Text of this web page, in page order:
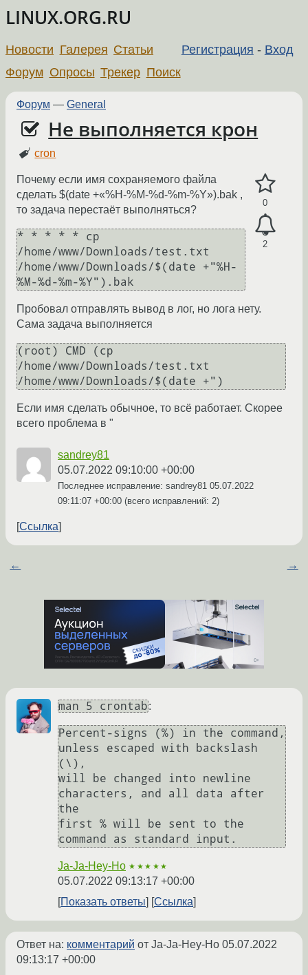
LINUX.ORG.RU
Регистрация - Вход
Новости Галерея Статьи
Форум Опросы Трекер Поиск
Форум — General
Не выполняется крон
cron
0
2
Почему если имя сохраняемого файла
сделать $(date +«%H-%M-%d-%m-%Y»).bak ,
то задача перестаёт выполняться?
* * * * * cp
/home/www/Downloads/test.txt
/home/www/Downloads/$(date +"%H-
%M-%d-%m-%Y").bak
Пробовал отправлять вывод в лог, но лога нету.
Сама задача выполняется
(root) CMD (cp
/home/www/Downloads/test.txt
/home/www/Downloads/$(date +")
Если имя сделать обычное, то всё работает. Скорее
всего проблема в "
sandrey81
05.07.2022 09:10:00 +00:00
Последнее исправление: sandrey81 05.07.2022
09:11:07 +00:00 (всего исправлений: 2)
Ссылка
← →
man 5 crontab:
Percent-signs (%) in the command,
unless escaped with backslash
(\),
will be changed into newline
characters, and all data after
the
first % will be sent to the
Ja-Ja-Hey-Ho ★★★★★
05.07.2022 09:13:17 +00:00
Показать ответы
Ссылка
Ответ на: комментарий от Ja-Ja-Hey-Ho 05.07.2022
09:13:17 +00:00